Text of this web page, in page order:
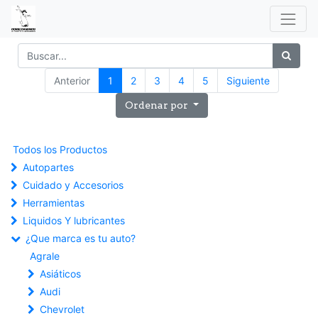
Anterior 1 2 3 4 5 Siguiente
Ordenar por
Todos los Productos
Autopartes
Cuidado y Accesorios
Herramientas
Liquidos Y lubricantes
¿Que marca es tu auto?
Agrale
Asiáticos
Audi
Chevrolet